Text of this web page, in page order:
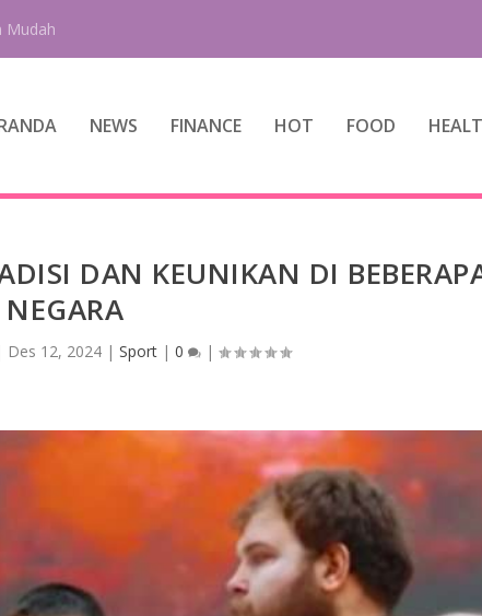
Mudah
NEWS FINANCE HOT FOOD
DAN KEUNIKAN DI
NEGARA
Des 12, 2024 |Sport |0 |